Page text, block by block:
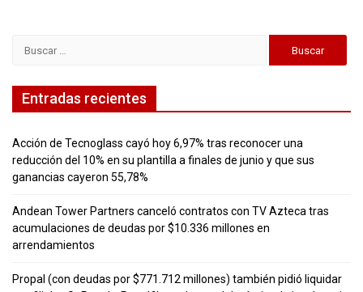
Entradas recientes
Acción de Tecnoglass cayó hoy 6,97% tras reconocer una
reducción del 10% en su plantilla a finales de junio y que sus
ganancias cayeron 55,78%
Andean Tower Partners canceló contratos con TV Azteca tras
acumulaciones de deudas por $10.336 millones en
arrendamientos
Propal (con deudas por $771.712 millones) también pidió liquidar